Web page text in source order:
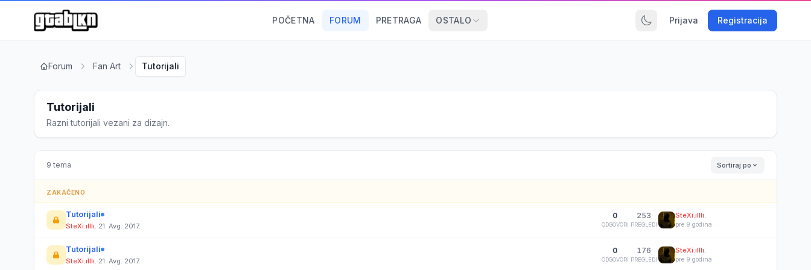
POČETNA FORUM PRETRAGA OSTALO Prijava Registracija
Forum Fan Art Tutorijali
Tutorijali
Razni tutorijali vezani za dizajn.
9 tema Sortiraj po
ZAKAČENO
Tutorijali
SteXi.ılllı.·21. Avg. 2017.
0
ODGOVORI
253
PREGLEDI
SteXi.ılllı.
pre 9 godina
Tutorijali
SteXi.ılllı.·21. Avg. 2017.
0
ODGOVORI
176
PREGLEDI
SteXi.ılllı.
pre 9 godina